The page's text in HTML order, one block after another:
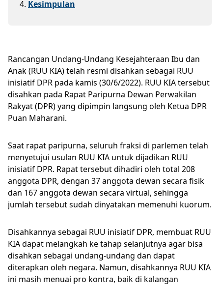
4. Kesimpulan
Rancangan Undang-Undang Kesejahteraan Ibu dan
Anak (RUU KIA) telah resmi disahkan sebagai RUU
inisiatif DPR pada kamis (30/6/2022). RUU KIA tersebut
disahkan pada Rapat Paripurna Dewan Perwakilan
Rakyat (DPR) yang dipimpin langsung oleh Ketua DPR
Puan Maharani.
Saat rapat paripurna, seluruh fraksi di parlemen telah
menyetujui usulan RUU KIA untuk dijadikan RUU
inisiatif DPR. Rapat tersebut dihadiri oleh total 208
anggota DPR, dengan 37 anggota dewan secara fisik
dan 167 anggota dewan secara virtual, sehingga
jumlah tersebut sudah dinyatakan memenuhi kuorum.
Disahkannya sebagai RUU inisiatif DPR, membuat RUU
KIA dapat melangkah ke tahap selanjutnya agar bisa
disahkan sebagai undang-undang dan dapat
diterapkan oleh negara. Namun, disahkannya RUU KIA
ini masih menuai pro kontra, baik di kalangan